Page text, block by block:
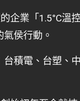
企業「1.5°C溫
侯行動。
台積電、台塑、中